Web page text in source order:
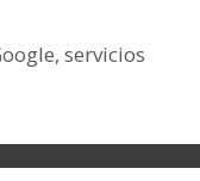
,servicios